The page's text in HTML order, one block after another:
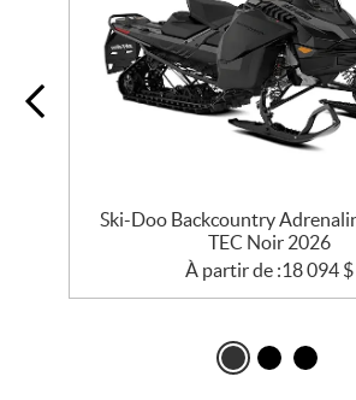
Ski-Doo Backcountry
TEC Noir 2026
À partir de :18 094 $